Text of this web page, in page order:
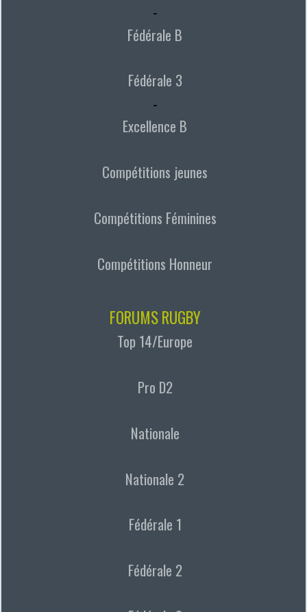
-
Fédérale B
Fédérale 3
-
Excellence B
Compétitions jeunes
Compétitions Féminines
Compétitions Honneur
FORUMS RUGBY
Top 14/Europe
Pro D2
Nationale
Nationale 2
Fédérale 1
Fédérale 2